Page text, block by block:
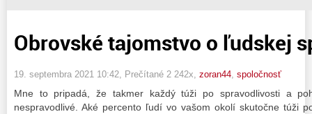
Obrovské tajomstvo o ľudskej
19. septembra 2021 10:42 , Prečítané 2 242x, zoran44 spoločnosť
Mne to pripadá, že takmer každý túži po spravodlivosti a
nespravodlivé. Aké percento ľudí vo vašom okolí skutočne túži